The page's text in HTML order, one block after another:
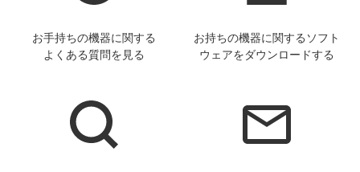
お手持ちの機器に関する
よくある質問を見る
お持ちの機器に関するソフト
ウェアをダウンロードする